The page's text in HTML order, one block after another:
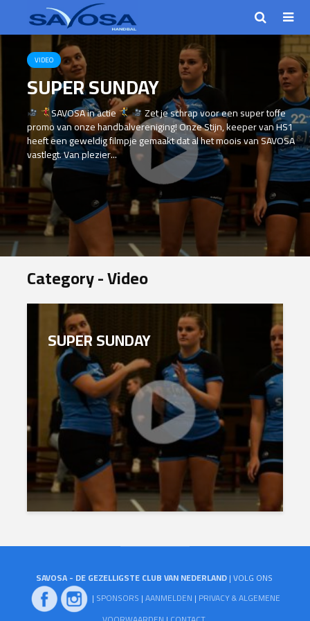
VIDEO
SUPER SUNDAY
SAVOSA in actie Zet je schrap voor een super toffe
promo van onze handbalvereniging! Onze Stijn, keeper van HS1
heeft een geweldig filmpje gemaakt dat al het moois van SAVOSA
vastlegt. Van plezier...
Category - Video
SUPER SUNDAY
SAVOSA - DE GEZELLIGSTE CLUB VAN NEDERLAND| VOLG ONS
| SPONSORS |AANMELDEN | PRIVACY & ALGEMENE